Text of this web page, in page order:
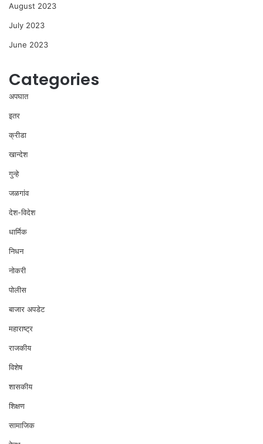
August 2023
July 2023
June 2023
Categories
अपघात
इतर
क्रीडा
खान्देश
गुन्हे
जळगांव
देश-विदेश
धार्मिक
निधन
नोकरी
पोलीस
बाजार अपडेट
महाराष्ट्र
राजकीय
विशेष
शासकीय
शिक्षण
सामाजिक